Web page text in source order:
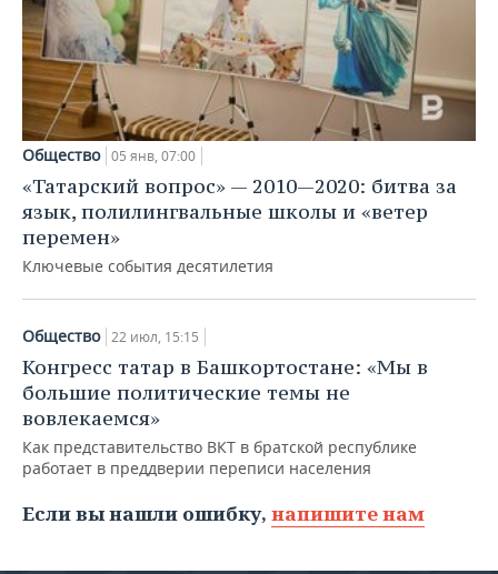
Общество 05 янв, 07:00
«Татарский вопрос» — 2010—2020: битва за
язык, полилингвальные школы и «ветер
перемен»
Ключевые события десятилетия
Общество 22 июл, 15:15
Конгресс татар в Башкортостане: «Мы в
большие политические темы не
вовлекаемся»
Как представительство ВКТ в братской республике
работает в преддверии переписи населения
Если вы нашли ошибку, напишите нам